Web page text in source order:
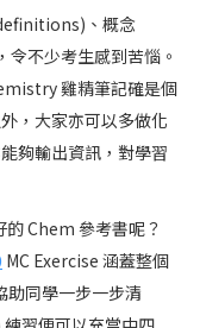
、概念
不少考生感到苦惱。
雞精筆記確是個
，大家亦可以多做化
夠輸出資訊，對學習
Chem 參考書呢？
MC Exercise 涵蓋整個
助同學一步一步清